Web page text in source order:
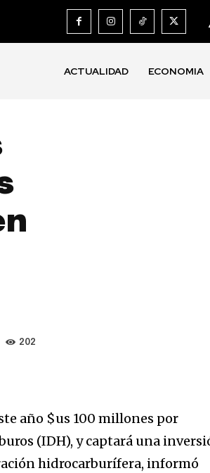
ACTUALIDAD ECONOMIA
202
año $us 100 millones por
(IDH), y captará una
hidrocarburífera, informó